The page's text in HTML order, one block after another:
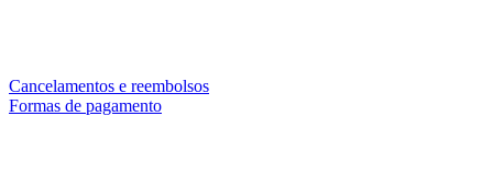
Cancelamentos e reembolsos
Formas de pagamento